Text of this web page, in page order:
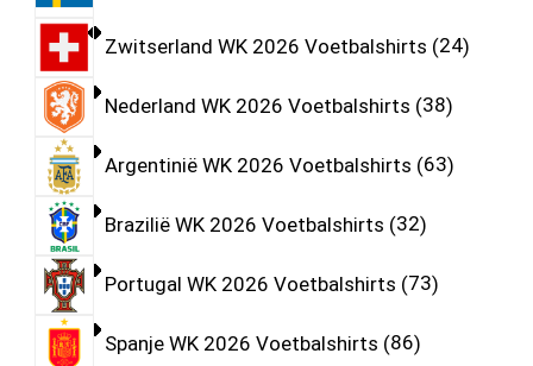
Zwitserland WK 2026 Voetbalshirts 24
Nederland WK 2026 Voetbalshirts 38
Argentinië WK 2026 Voetbalshirts 63
Brazilië WK 2026 Voetbalshirts 32
Portugal WK 2026 Voetbalshirts 73
Spanje WK 2026 Voetbalshirts 86